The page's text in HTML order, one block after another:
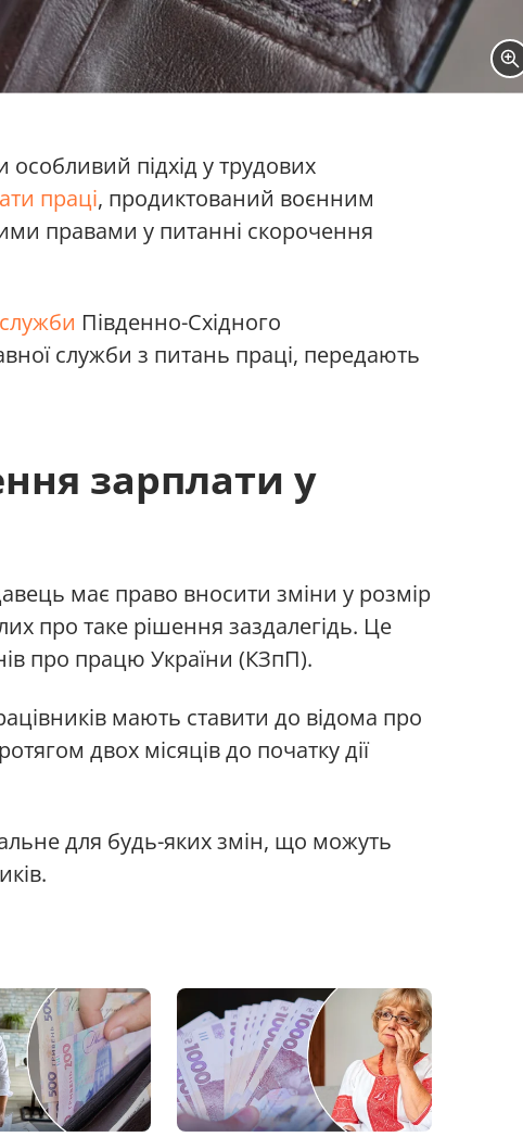
особливий підхід у трудових
праці, продиктований воєнним
правами у питанні скорочення
Південно-Східного
служби з питань праці, передають
зарплати у
має право вносити зміни у розмір
про таке рішення заздалегідь. Це
про працю України (КЗпП).
мають ставити до відома про
двох місяців до початку дії
для будь-яких змін, що можуть